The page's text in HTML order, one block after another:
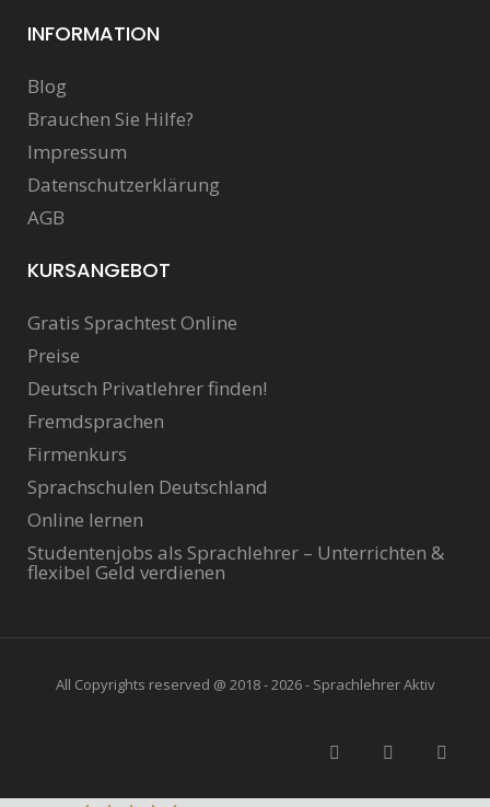
INFORMATION
Blog
Brauchen Sie Hilfe?
Impressum
Datenschutzerklärung
AGB
KURSANGEBOT
Gratis Sprachtest Online
Preise
Deutsch Privatlehrer finden!
Fremdsprachen
Firmenkurs
Sprachschulen Deutschland
Online lernen
Studentenjobs als Sprachlehrer – Unterrichten &
flexibel Geld verdienen
All Copyrights reserved @ 2018 - 2026 - Sprachlehrer Aktiv